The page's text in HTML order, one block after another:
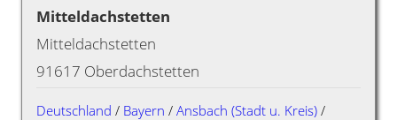
Mitteldachstetten
Mitteldachstetten
91617 Oberdachstetten
Deutschland / Bayern / Ansbach (Stadt u. Kreis) /